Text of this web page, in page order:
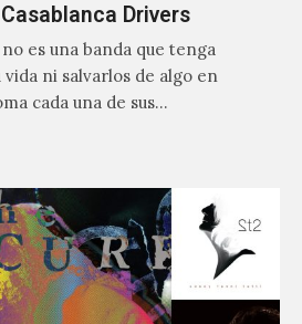
Drivers
es una banda que tenga
ni salvarlos de algo en
cada una de sus…